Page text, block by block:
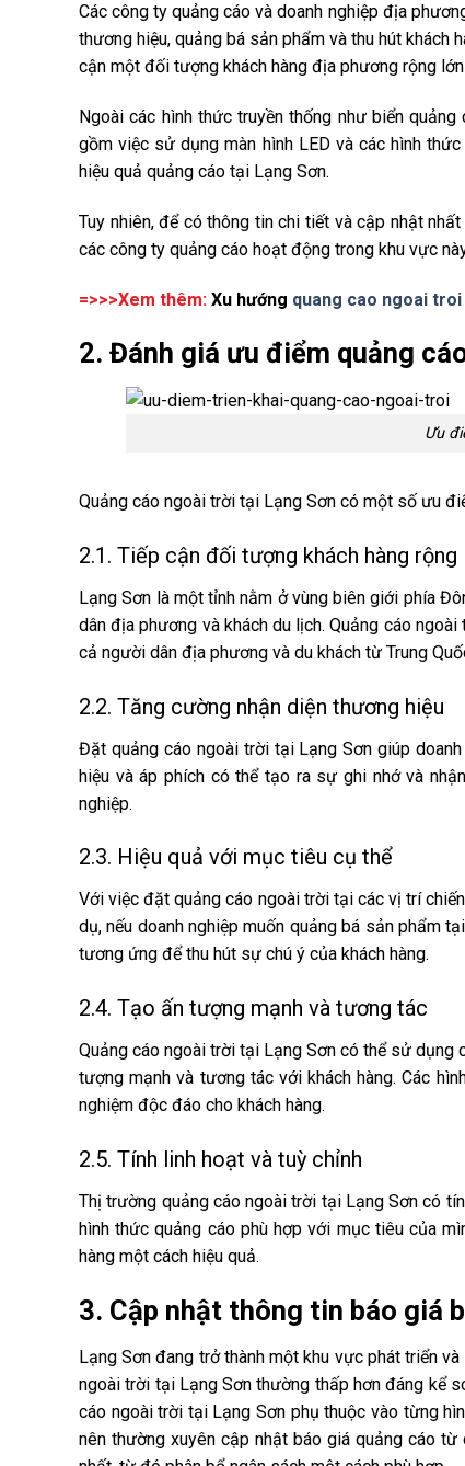
Các công ty quảng cáo và doanh nghiệp địa
thương hiệu, quảng bá sản phẩm và thu hút
cận một đối tượng khách hàng địa phương rộng
Ngoài các hình thức truyền thống như biển
gồm việc sử dụng màn hình LED và các hình
hiệu quả quảng cáo tại Lạng Sơn.
Tuy nhiên, để có thông tin chi tiết và cập nhật
các công ty quảng cáo hoạt động trong khu vực
=>>>Xem thêm: Xu hướng quang cao ngoai troi
2. Đánh giá ưu điểm quảng
Ưu
Quảng cáo ngoài trời tại Lạng Sơn có một số ưu
2.1. Tiếp cận đối tượng khách hàng rộng
Lạng Sơn là một tỉnh nằm ở vùng biên giới phía
dân địa phương và khách du lịch. Quảng cáo
cả người dân địa phương và du khách từ Trung
2.2. Tăng cường nhận diện thương hiệu
Đặt quảng cáo ngoài trời tại Lạng Sơn giúp
hiệu và áp phích có thể tạo ra sự ghi nhớ và
nghiệp.
2.3. Hiệu quả với mục tiêu cụ thể
Với việc đặt quảng cáo ngoài trời tại các vị trí
dụ, nếu doanh nghiệp muốn quảng bá sản phẩm
tương ứng để thu hút sự chú ý của khách hàng.
2.4. Tạo ấn tượng mạnh và tương tác
Quảng cáo ngoài trời tại Lạng Sơn có thể sử dụng
tượng mạnh và tương tác với khách hàng. Các
nghiệm độc đáo cho khách hàng.
2.5. Tính linh hoạt và tuỳ chỉnh
Thị trường quảng cáo ngoài trời tại Lạng Sơn có
hình thức quảng cáo phù hợp với mục tiêu của
hàng một cách hiệu quả.
3. Cập nhật thông tin báo giá
Lạng Sơn đang trở thành một khu vực phát triển
ngoài trời tại Lạng Sơn thường thấp hơn đáng kể
cáo ngoài trời tại Lạng Sơn phụ thuộc vào từng
nên thường xuyên cập nhật báo giá quảng cáo từ